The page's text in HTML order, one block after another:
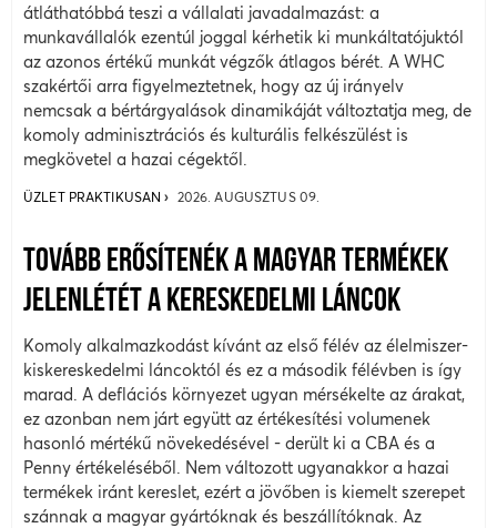
átláthatóbbá teszi a vállalati javadalmazást: a
munkavállalók ezentúl joggal kérhetik ki munkáltatójuktól
az azonos értékű munkát végzők átlagos bérét. A WHC
szakértői arra figyelmeztetnek, hogy az új irányelv
nemcsak a bértárgyalások dinamikáját változtatja meg, de
komoly adminisztrációs és kulturális felkészülést is
megkövetel a hazai cégektől.
ÜZLET PRAKTIKUSAN 2026. AUGUSZTUS 09.
TOVÁBB ERŐSÍTENÉK A MAGYAR TERMÉKEK
JELENLÉTÉT A KERESKEDELMI LÁNCOK
Komoly alkalmazkodást kívánt az első félév az élelmiszer-
kiskereskedelmi láncoktól és ez a második félévben is így
marad. A deflációs környezet ugyan mérsékelte az árakat,
ez azonban nem járt együtt az értékesítési volumenek
hasonló mértékű növekedésével - derült ki a CBA és a
Penny értékeléséből. Nem változott ugyanakkor a hazai
termékek iránt kereslet, ezért a jövőben is kiemelt szerepet
szánnak a magyar gyártóknak és beszállítóknak. Az